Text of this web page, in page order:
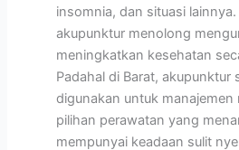
insomnia, dan situasi
akupunktur menolong
meningkatkan kesehatan
Padahal di Barat, akupunktur
digunakan untuk manajemen
pilihan perawatan yang
mempunyai keadaan sulit